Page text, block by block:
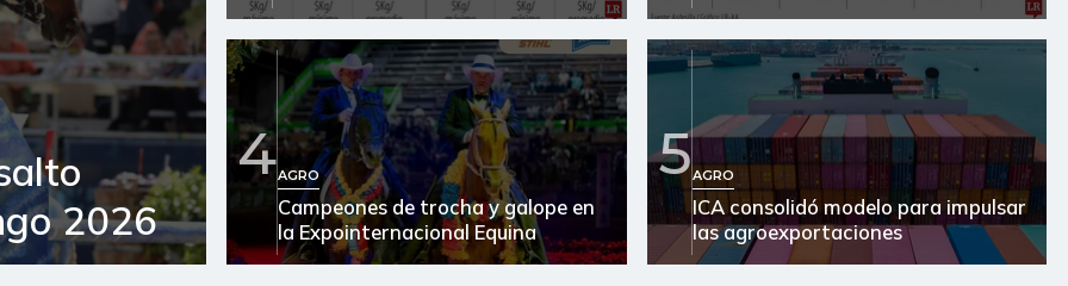
2026
4AGRO
Campeones de trocha y galope en
la Expointernacional Equina
5AGRO
ICA consolidó modelo para impulsar
las agroexportaciones